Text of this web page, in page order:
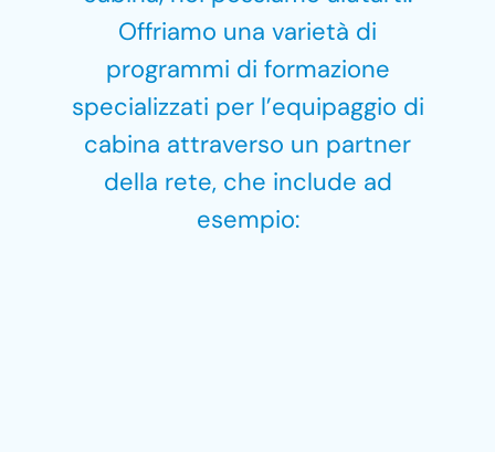
Offriamo una varietà di
programmi di formazione
specializzati per l’equipaggio di
cabina attraverso un partner
della rete, che include ad
esempio: